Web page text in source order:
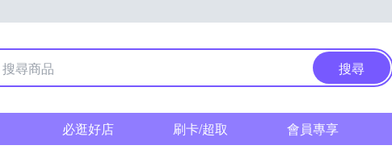
搜尋
必逛好店 刷卡/超取 會員專享